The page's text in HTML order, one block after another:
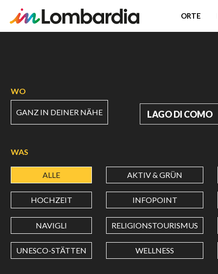
ORTE
WO
GANZ IN DEINER NÄHE WO
WAS
ALLE AKTIV & GRÜN
HOCHZEIT INFOPOINT
NAVIGLI RELIGIONSTOURISMUS
UNESCO-STÄTTEN WELLNESS